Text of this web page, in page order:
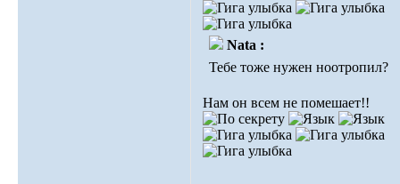
Nata :
Тебе тоже нужен ноотропил?
Нам он всем не помешает!!